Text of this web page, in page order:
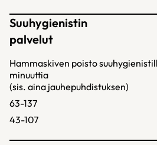
Suuhygienistin
palvelut
Hammaskiven poisto
minuuttia
(sis. aina jauhepuhdistuksen)
63-137
43-107